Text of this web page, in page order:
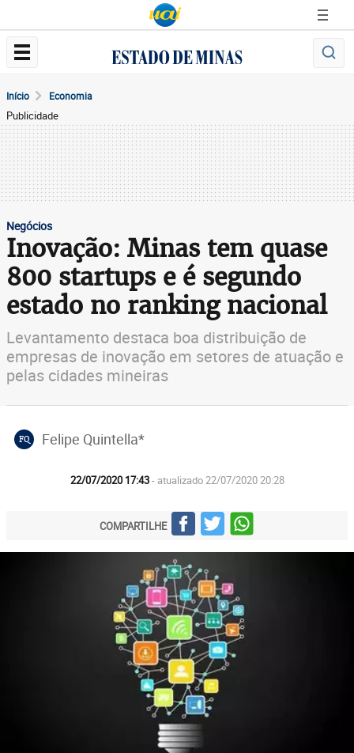
Início Economia
Publicidade
Negócios
Inovação: Minas tem quase
800 startups e é segundo
estado no ranking nacional
Levantamento destaca boa distribuição de
empresas de inovação em setores de atuação e
pelas cidades mineiras
FQ Felipe Quintella*
22/07/2020 17:43- atualizado 22/07/2020 20:28
COMPARTILHE